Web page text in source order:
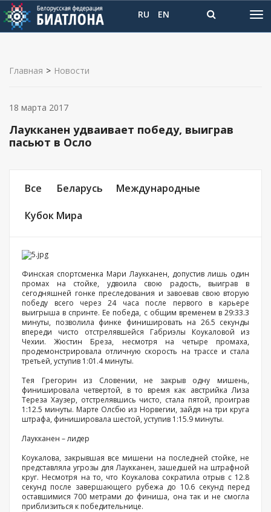
RU EN
Главная > Новости
Лаукканен удваивает победу, выиграв
пасьют в Осло
Все Беларусь Международные
Кубок Мира
18 марта 2017
Финская спортсменка Мари Лаукканен, допустив лишь один
промах на стойке, удвоила свою радость, выиграв в
сегодняшней гонке преследования и завоевав свою вторую
победу всего через 24 часа после первого в карьере
выигрыша в спринте. Ее победа, с общим временем в 29:33.3
минуты, позволила финке финишировать на 26.5 секунды
впереди чисто отстрелявшейся Габриэлы Коукаловой из
Чехии. Жюстин Бреза, несмотря на четыре промаха,
продемонстрировала отличную скорость на трассе и стала
третьей, уступив 1:01.4 минуты.
Тея Грегорин из Словении, не закрыв одну мишень,
финишировала четвертой, в то время как австрийка Лиза
Тереза Хаузер, отстрелявшись чисто, стала пятой, проиграв
1:12.5 минуты. Марте Олсбю из Норвегии, зайдя на три круга
штрафа, финишировала шестой, уступив 1:15.9 минуты.
Лаукканен – лидер
Коукалова, закрывшая все мишени на последней стойке, не
представляла угрозы для Лаукканен, зашедшей на штрафной
круг. Несмотря на то, что Коукалова сократила отрыв с 12.8
секунд после завершающего рубежа до 10.6 секунд перед
оставшимися 700 метрами до финиша, она так и не смогла
приблизиться к победительнице.